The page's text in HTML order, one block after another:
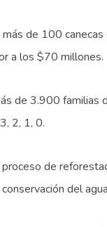
de 100 canecas
a los $70 millones.
de 3.900 familias
2, 1, 0.
de
del